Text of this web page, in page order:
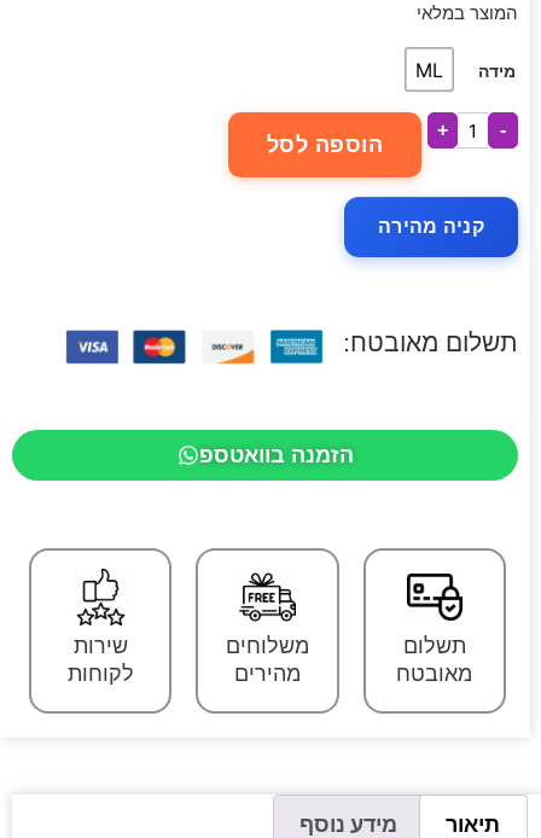
המוצר במלאי
מידה ML
-
+
הוספה לסל
קניה מהירה
תשלום מאובטח:
הזמנה בוואטספ
תשלום
מאובטח
משלוחים
מהירים
שירות
לקוחות
תיאור מידע נוסף